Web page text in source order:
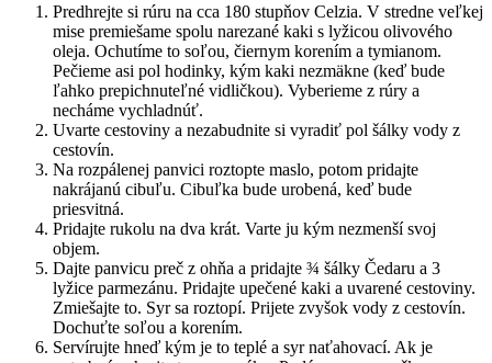
Predhrejte si rúru na cca 180 stupňov Celzia. V stredne veľkej
mise premiešame spolu narezané kaki s lyžicou olivového
oleja. Ochutíme to soľou, čiernym korením a tymianom.
Pečieme asi pol hodinky, kým kaki nezmäkne (keď bude
ľahko prepichnuteľné vidličkou). Vyberieme z rúry a
necháme vychladnúť.
Uvarte cestoviny a nezabudnite si vyradiť pol šálky vody z
cestovín.
Na rozpálenej panvici roztopte maslo, potom pridajte
nakrájanú cibuľu. Cibuľka bude urobená, keď bude
priesvitná.
Pridajte rukolu na dva krát. Varte ju kým nezmenší svoj
objem.
Dajte panvicu preč z ohňa a pridajte ¾ šálky Čedaru a 3
lyžice parmezánu. Pridajte upečené kaki a uvarené cestoviny.
Zmiešajte to. Syr sa roztopí. Prijete zvyšok vody z cestovín.
Dochuťte soľou a korením.
Servírujte hneď kým je to teplé a syr naťahovací. Ak je